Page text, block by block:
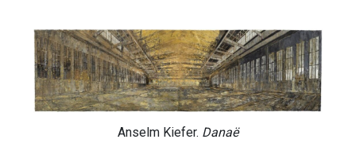
Anselm Kiefer. Danaë